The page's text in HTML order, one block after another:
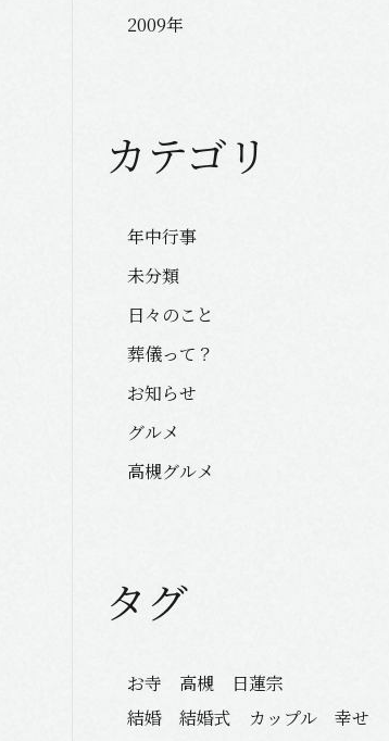
2009年
カテゴリ
年中行事
未分類
日々のこと
葬儀って？
お知らせ
グルメ
高槻グルメ
タグ
お寺 高槻 日蓮宗
結婚 結婚式 カップル 幸せ